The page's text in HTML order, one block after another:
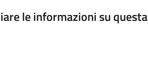
le informazioni su questa